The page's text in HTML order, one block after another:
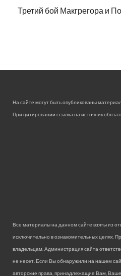
Третий бой Макгрегора и
На сайте могут быть опубликованы
При цитировании ссылка на источник
Все материалы на данном сайте взяты из
исключительно в ознакомительных целях.
владельцам. Администрация сайта
не несет. Если Вы обнаружили на нашем
авторские права, принадлежащие Вам,